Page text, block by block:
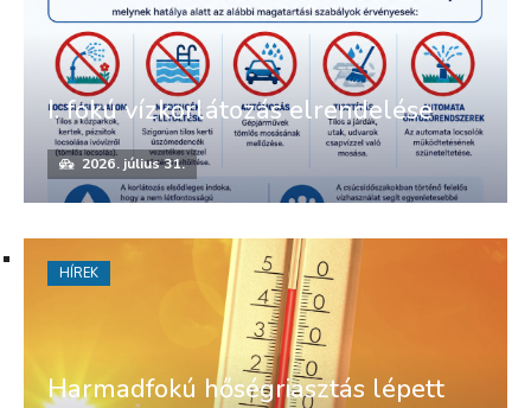
I. fokú vízkorlátozás elrendelése
2026. július 31.
Harmadfokú hőségriasztás lépett
HÍREK